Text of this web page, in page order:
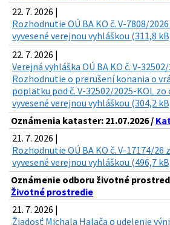
22. 7. 2026 |
Rozhodnutie OÚ BA KO č. V-7808/
vyvesené verejnou vyhláškou (311,8
22. 7. 2026 |
Verejná vyhláška OÚ BA KO č. V-
Rozhodnutie o prerušení konania o
poplatku pod č. V-32502/2025-KOL zo
vyvesené verejnou vyhláškou (304,2
Oznámenia kataster: 21.07.2026 /
21. 7. 2026 |
Rozhodnutie OÚ BA KO č. V-17174/26
vyvesené verejnou vyhláškou (496,7
Oznámenie odboru životné
Životné prostredie
21. 7. 2026 |
Žiadosť Michala Halača o udelenie